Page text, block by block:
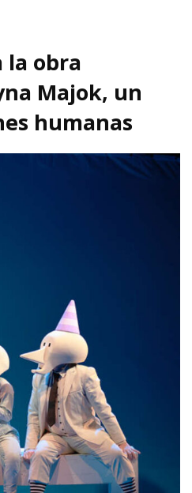
obra
Majok, un
humanas